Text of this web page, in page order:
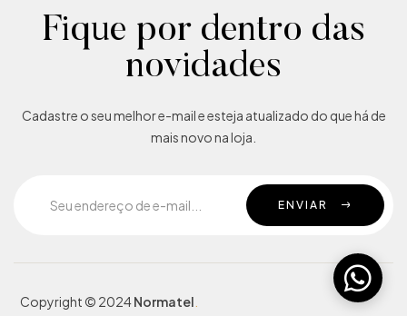
Fique por dentro das
novidades
Cadastre o seu melhor e-mail e esteja atualizado do que há de
mais novo na loja.
ENVIAR
Copyright © 2024Normatel